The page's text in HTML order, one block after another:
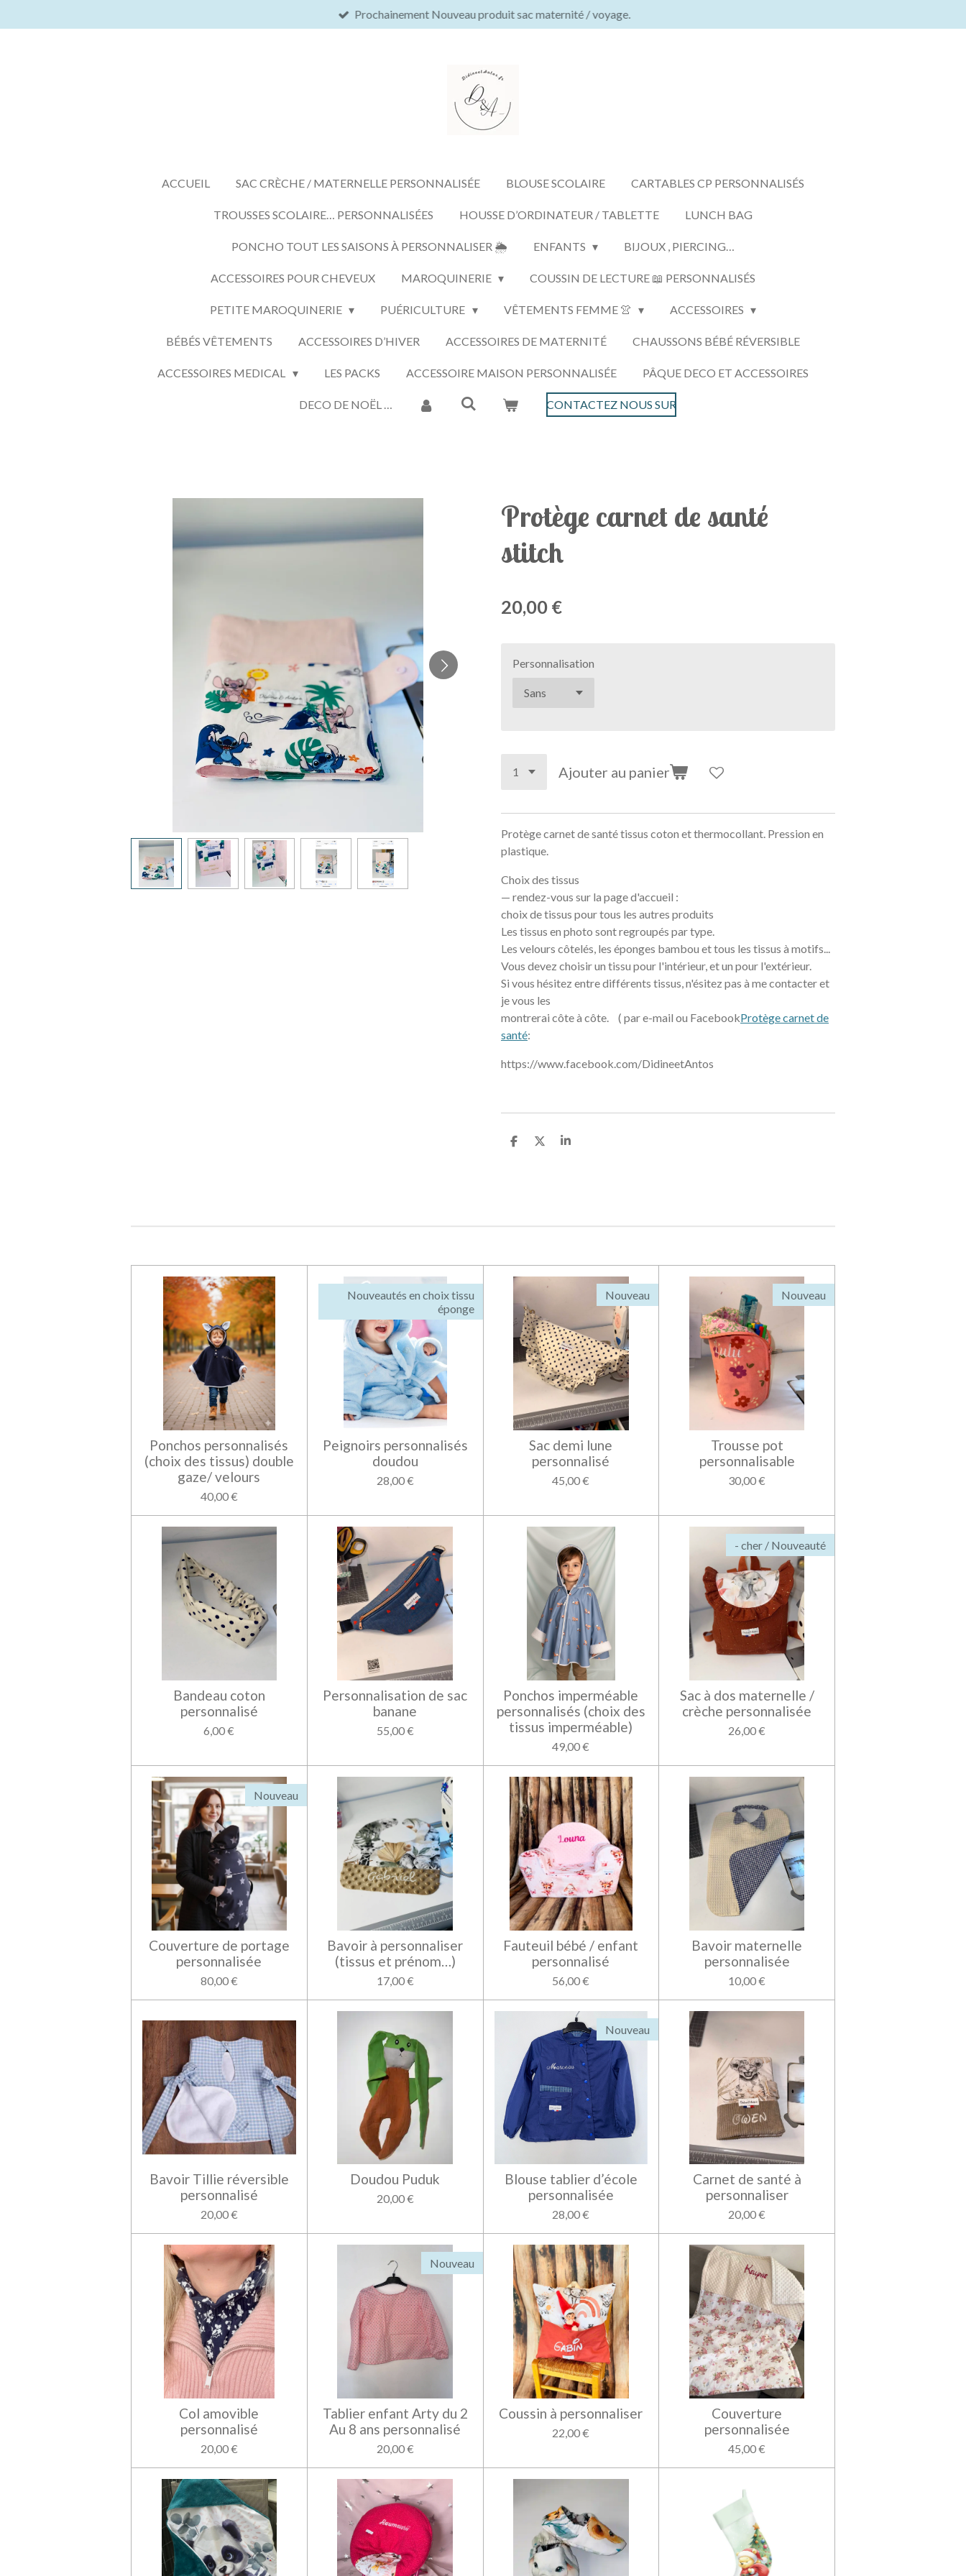
au
Prochainement Nouveau produit sac maternité / voyage.
ACCUEIL SAC CRÈCHE / MATERNELLE PERSONNALISÉE BLOUSE SCOLAIRE CARTABLES CP PERSONNALISÉS
TROUSSES SCOLAIRE… PERSONNALISÉES HOUSSE D’ORDINATEUR / TABLETTE LUNCH BAG
PONCHO TOUT LES SAISONS À PERSONNALISER 🌦️ ENFANTS BIJOUX , PIERCING…
ACCESSOIRES POUR CHEVEUX MAROQUINERIE COUSSIN DE LECTURE 📖 PERSONNALISÉS
PETITE MAROQUINERIE PUÉRICULTURE VÊTEMENTS FEMME 👚 ACCESSOIRES
BÉBÉS VÊTEMENTS ACCESSOIRES D’HIVER ACCESSOIRES DE MATERNITÉ CHAUSSONS BÉBÉ RÉVERSIBLE
ACCESSOIRES MEDICAL LES PACKS ACCESSOIRE MAISON PERSONNALISÉE PÂQUE DECO ET ACCESSOIRES
DECO DE NOËL … CONTACTEZ NOUS SUR
Protège carnet de santé
stitch
20,00 €
Personnalisation
Ajouter au panier
Protège carnet de santé tissus coton et thermocollant. Pression en
plastique.
Choix des tissus
— rendez-vous sur la page d'accueil :
choix de tissus pour tous les autres produits
Les tissus en photo sont regroupés par type.
Les velours côtelés, les éponges bambou et tous les tissus à motifs...
Vous devez choisir un tissu pour l'intérieur, et un pour l'extérieur.
Si vous hésitez entre différents tissus, n'ésitez pas à me contacter et
je vous les
montrerai côte à côte. ( par e-mail ou FacebookProtège carnet de
santé:
https://www.facebook.com/DidineetAntos
P
r
P
r
P
r
Ponchos personnalisés
(choix des tissus) double
gaze/ velours
40,00 €
Nouveautés en choix tissu
éponge
Peignoirs personnalisés
doudou
28,00 €
Nouveau
Sac demi lune
personnalisé
45,00 €
Nouveau
Trousse pot
personnalisable
30,00 €
Bandeau coton
personnalisé
6,00 €
Personnalisation de sac
banane
55,00 €
Ponchos imperméable
personnalisés (choix des
tissus imperméable)
49,00 €
- cher / Nouveauté
Sac à dos maternelle /
crèche personnalisée
26,00 €
Nouveau
Couverture de portage
personnalisée
80,00 €
Bavoir à personnaliser
(tissus et prénom…)
17,00 €
Fauteuil bébé / enfant
personnalisé
56,00 €
Bavoir maternelle
personnalisée
10,00 €
Bavoir Tillie réversible
personnalisé
20,00 €
Doudou Puduk
20,00 €
Nouveau
Blouse tablier d’école
personnalisée
28,00 €
Carnet de santé à
personnaliser
20,00 €
Col amovible
personnalisé
20,00 €
Nouveau
Tablier enfant Arty du 2
Au 8 ans personnalisé
20,00 €
Coussin à personnaliser
22,00 €
Couverture
personnalisée
45,00 €